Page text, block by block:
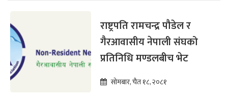
राष्ट्रपति रामचन्द्र पौडेल र
गैरआवासीय नेपाली संघको
प्रतिनिधि मण्डलबीच भेट
सोमबार, चैत १८, २०८१